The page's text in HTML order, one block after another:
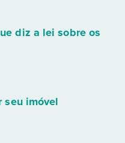
diz a lei sobre os
seu imóvel